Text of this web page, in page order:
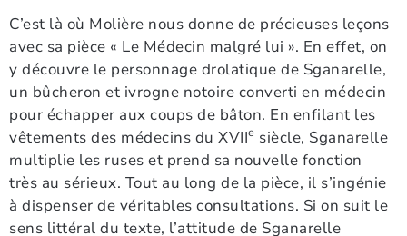
C’est là où Molière nous donne de précieuses leçons
avec sa pièce « Le Médecin malgré lui ». En effet, on
y découvre le personnage drolatique de Sganarelle,
un bûcheron et ivrogne notoire converti en médecin
pour échapper aux coups de bâton. En enfilant les
vêtements des médecins du XVIIe siècle, Sganarelle
multiplie les ruses et prend sa nouvelle fonction
très au sérieux. Tout au long de la pièce, il s’ingénie
à dispenser de véritables consultations. Si on suit le
sens littéral du texte, l’attitude de Sganarelle